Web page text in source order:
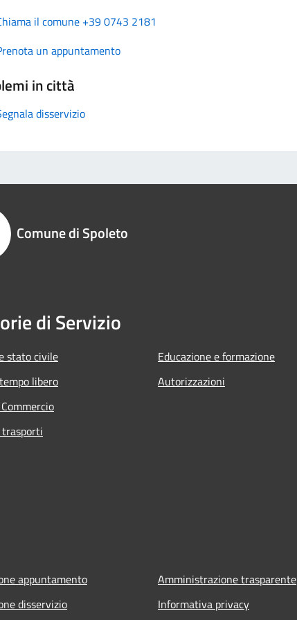
il comune +39 0743 2181
un appuntamento
in città
disservizio
Comune di Spoleto
di Servizio
stato civile
libero
Educazione e formazione
Autorizzazioni
appuntamento
disservizio
Amministrazione trasparente
Informativa privacy